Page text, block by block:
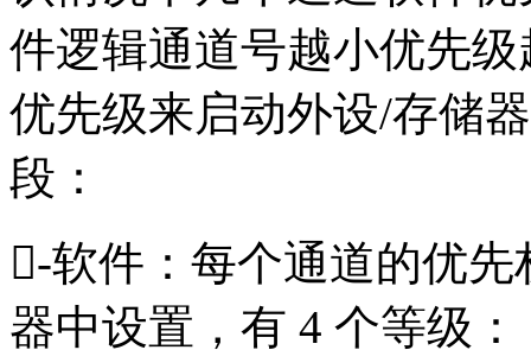
件逻辑通道号越小优先
优先级来启动外设/存储
段：
-软件：每个通道的优
器中设置，有 4 个等级：